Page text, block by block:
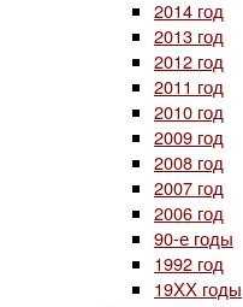
2014 год
2013 год
2012 год
2011 год
2010 год
2009 год
2008 год
2007 год
2006 год
90-е годы
1992 год
19ХХ годы